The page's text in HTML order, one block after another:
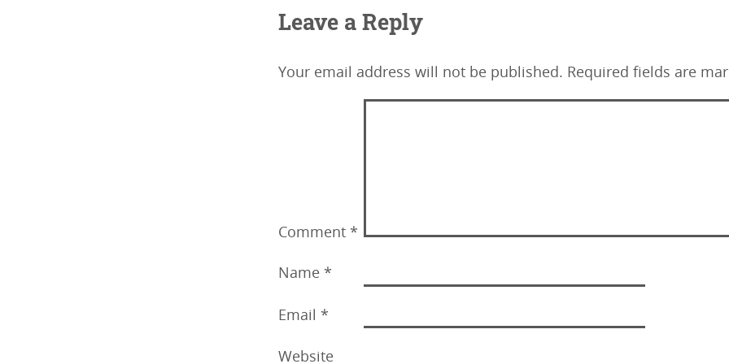
Leave a Reply
Your email address will not be published. Required fields are
Comment *
Name *
Email *
Website